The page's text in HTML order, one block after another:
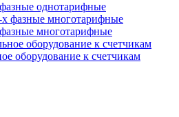
однотарифные
многотарифные
оборудование к счетчикам